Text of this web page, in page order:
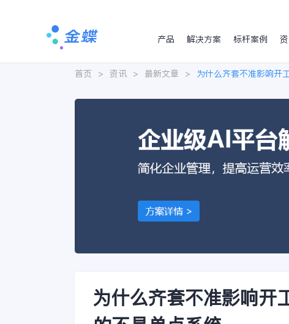
产品
解决方案 标杆案例
首页 > 资讯 > 最新文章 > 为什么齐套不准影响开
为什么齐套不准影响开